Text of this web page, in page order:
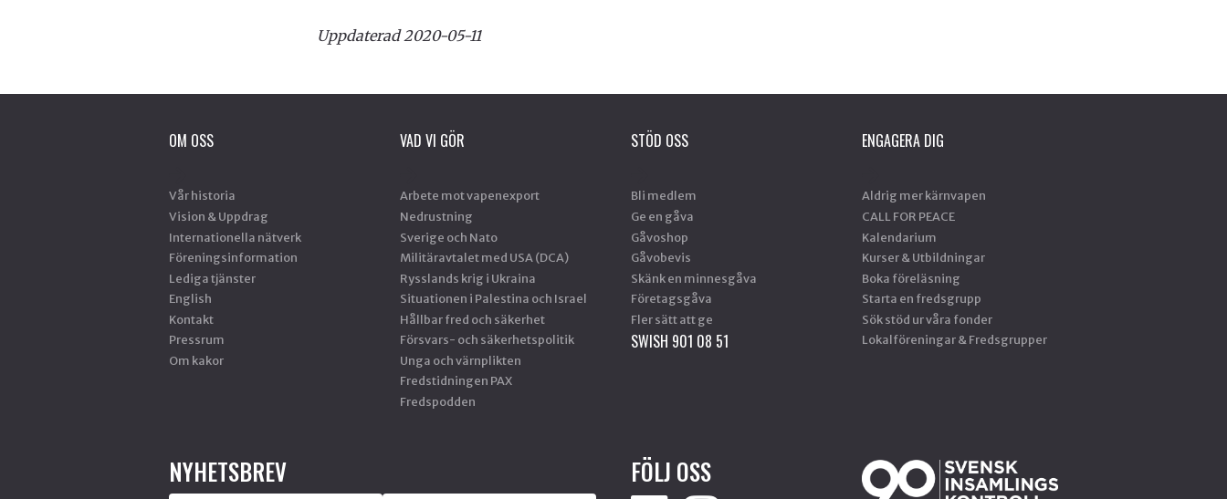
Uppdaterad 2020-05-11
OM OSS
Vår historia
Vision & Uppdrag
Internationella nätverk
Föreningsinformation
Lediga tjänster
English
Kontakt
Pressrum
Om kakor
VAD VI GÖR
Arbete mot vapenexport
Nedrustning
Sverige och Nato
Militäravtalet med USA (DCA)
Rysslands krig i Ukraina
Situationen i Palestina och Israel
Hållbar fred och säkerhet
Försvars- och säkerhetspolitik
Unga och värnplikten
Fredstidningen PAX
Fredspodden
STÖD OSS
Bli medlem
Ge en gåva
Gåvoshop
Gåvobevis
Skänk en minnesgåva
Företagsgåva
Fler sätt att ge
SWISH 901 08 51
ENGAGERA DIG
Aldrig mer kärnvapen
CALL FOR PEACE
Kalendarium
Kurser & Utbildningar
Boka föreläsning
Starta en fredsgrupp
Sök stöd ur våra fonder
Lokalföreningar & Fredsgrupper
NYHETSBREV FÖLJ OSS